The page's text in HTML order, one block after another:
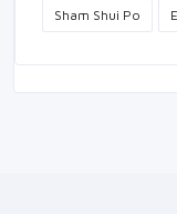
Sham Shui Po